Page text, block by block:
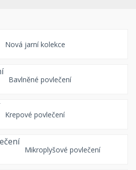
Nová jarní kolekce
Bavlněné povlečení
Krepové povlečení
Mikroplyšové povlečení